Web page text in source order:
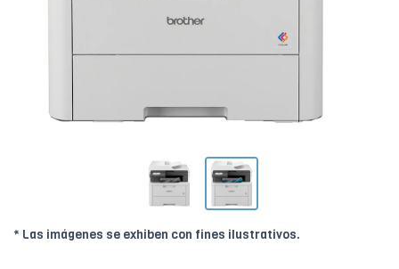
* Las imágenes se exhiben con fines ilustrativos.